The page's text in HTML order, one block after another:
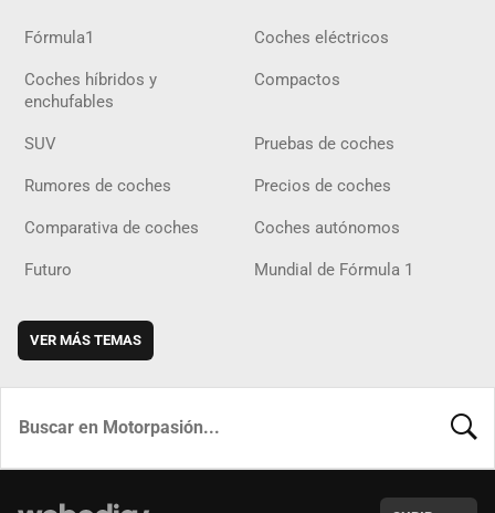
Fórmula1 Coches eléctricos
Coches híbridos y
enchufables
Compactos
SUV Pruebas de coches
Rumores de coches Precios de coches
Comparativa de coches Coches autónomos
Futuro Mundial de Fórmula 1
VER MÁS TEMAS